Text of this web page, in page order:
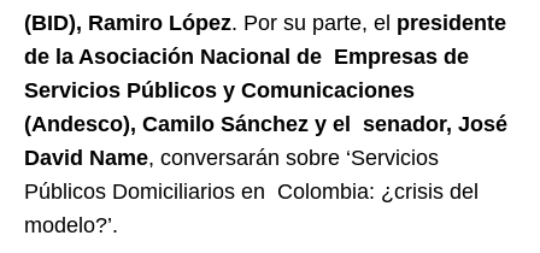
(BID), Ramiro López. Por su parte, el presidente
de la Asociación Nacional de Empresas de
Servicios Públicos y Comunicaciones
(Andesco), Camilo Sánchez y el senador, José
David Name, conversarán sobre ‘Servicios
Públicos Domiciliarios en Colombia: ¿crisis del
modelo?’.